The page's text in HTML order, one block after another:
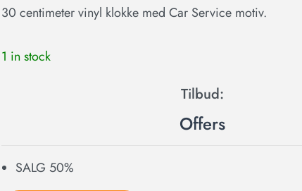
30 centimeter vinyl klokke med Car Service motiv.
1 in stock
Offers
SALG 50%